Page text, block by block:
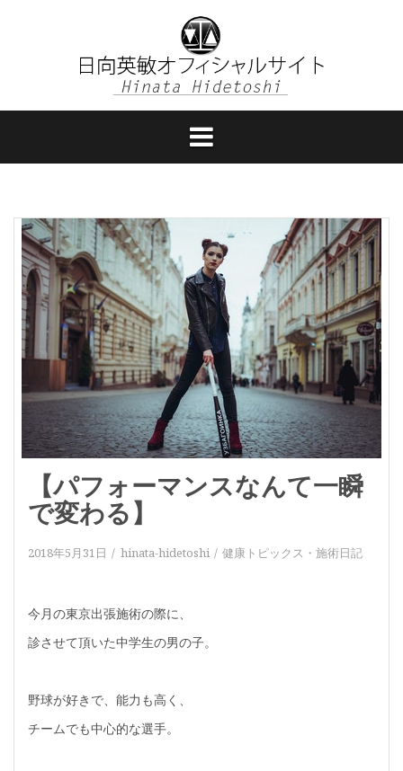
へ
ッ
【パフォーマンスなんて一瞬
で変わる】
2018年5月31日 hinata-hidetoshi 健康トピックス ・ 施術日記
今月の東京出張施術の際に、
診させて頂いた中学生の男の子。
野球が好きで、能力も高く、
チームでも中心的な選手。